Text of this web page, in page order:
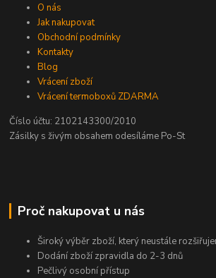
O nás
Jak nakupovat
Obchodní podmínky
Kontakty
Blog
Vrácení zboží
Vrácení termoboxů ZDARMA
Číslo účtu: 2102143300/2010
Zásilky s živým obsahem odesíláme Po-St
Proč nakupovat u nás
Široký výběr zboží, který neustále
Dodání zboží zpravidla do 2-3 dnů
Pečlivý osobní přístup